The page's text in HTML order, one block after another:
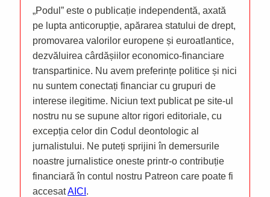
„Podul” este o publicație independentă, axată
pe lupta anticorupție, apărarea statului de drept,
promovarea valorilor europene și euroatlantice,
dezvăluirea cârdășiilor economico-financiare
transpartinice. Nu avem preferințe politice și nici
nu suntem conectați financiar cu grupuri de
interese ilegitime. Niciun text publicat pe site-ul
nostru nu se supune altor rigori editoriale, cu
excepția celor din Codul deontologic al
jurnalistului. Ne puteți sprijini în demersurile
noastre jurnalistice oneste printr-o contribuție
financiară în contul nostru Patreon care poate fi
accesatAICI .